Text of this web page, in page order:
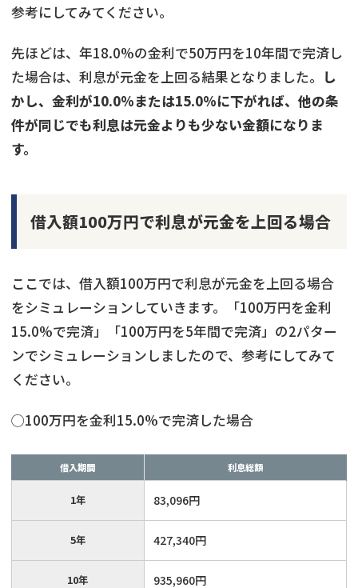
参考にしてみてください。
先ほどは、年18.0%の金利で50万円を10年間で完済し
た場合は、利息が元金を上回る結果となりました。 し
かし、金利が10.0%または15.0%に下がれば、他の条
件が同じでも利息は元金よりも少ない金額になりま
す。
借入額100万円で利息が元金を上回る場合
ここでは、借入額100万円で利息が元金を上回る場合
をシミュレーションしていきます。「100万円を金利
15.0%で完済」「100万円を5年間で完済」の2パター
ンでシミュレーションしましたので、参考にしてみて
ください。
◯100万円を金利15.0%で完済した場合
借入期間 利息総額
1年 83,096円
5年 427,340円
10年 935,960円